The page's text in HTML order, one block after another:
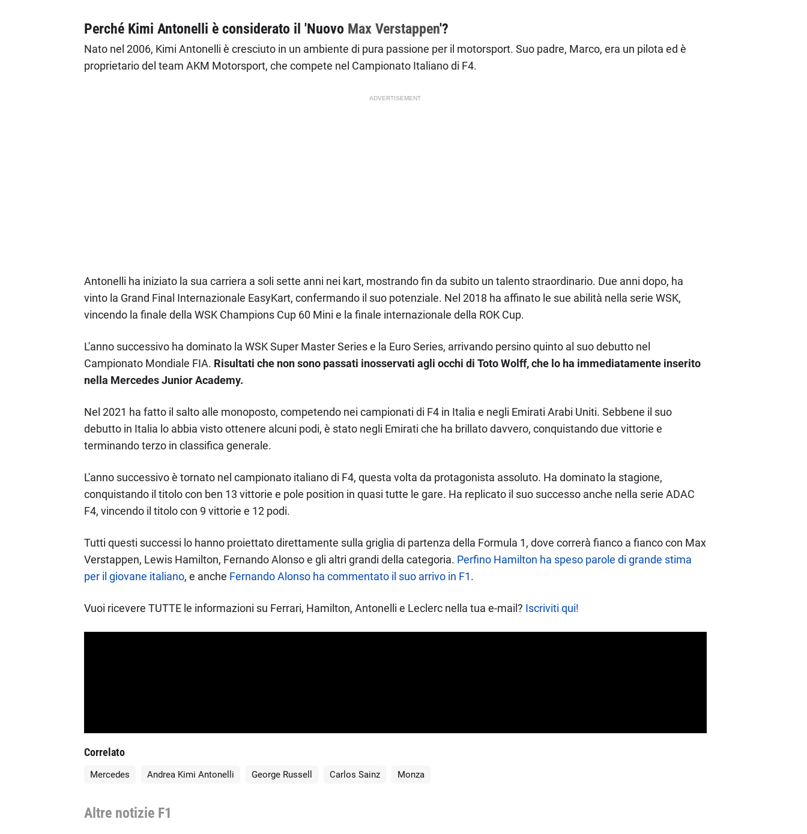
Perché Kimi Antonelli è considerato il 'Nuovo Max Verstappen'?
Nato nel 2006, Kimi Antonelli è cresciuto in un ambiente di pura passione per il motorsport. Suo padre, Marco, era un pilota ed è
proprietario del team AKM Motorsport, che compete nel Campionato Italiano di F4.
ADVERTISEMENT
Antonelli ha iniziato la sua carriera a soli sette anni nei kart, mostrando fin da subito un talento straordinario. Due anni dopo, ha
vinto la Grand Final Internazionale EasyKart, confermando il suo potenziale. Nel 2018 ha affinato le sue abilità nella serie WSK,
vincendo la finale della WSK Champions Cup 60 Mini e la finale internazionale della ROK Cup.
L'anno successivo ha dominato la WSK Super Master Series e la Euro Series, arrivando persino quinto al suo debutto nel
Campionato Mondiale FIA. Risultati che non sono passati inosservati agli occhi di Toto Wolff, che lo ha immediatamente inserito
nella Mercedes Junior Academy.
Nel 2021 ha fatto il salto alle monoposto, competendo nei campionati di F4 in Italia e negli Emirati Arabi Uniti. Sebbene il suo
debutto in Italia lo abbia visto ottenere alcuni podi, è stato negli Emirati che ha brillato davvero, conquistando due vittorie e
terminando terzo in classifica generale.
L'anno successivo è tornato nel campionato italiano di F4, questa volta da protagonista assoluto. Ha dominato la stagione,
conquistando il titolo con ben 13 vittorie e pole position in quasi tutte le gare. Ha replicato il suo successo anche nella serie ADAC
F4, vincendo il titolo con 9 vittorie e 12 podi.
Tutti questi successi lo hanno proiettato direttamente sulla griglia di partenza della Formula 1, dove correrà fianco a fianco con Max
Verstappen, Lewis Hamilton, Fernando Alonso e gli altri grandi della categoria. Perfino Hamilton ha speso parole di grande stima
per il giovane italiano, e anche Fernando Alonso ha commentato il suo arrivo in F1.
Vuoi ricevere TUTTE le informazioni su Ferrari, Hamilton, Antonelli e Leclerc nella tua e-mail? Iscriviti qui!
Correlato
Mercedes Andrea Kimi Antonelli George Russell Carlos Sainz Monza
Altre notizie F1